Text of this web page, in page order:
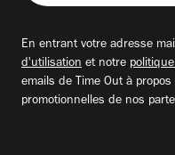
adresse
En entrant votre adresse
d'utilisation et notre
emails de Time Out à
promotionnelles de nos